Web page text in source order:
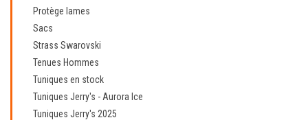
Protège lames
Sacs
Strass Swarovski
Tenues Hommes
Tuniques en stock
Tuniques Jerry's - Aurora Ice
Tuniques Jerry's 2025